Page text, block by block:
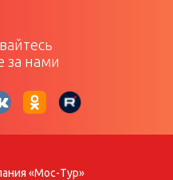
за нами
«Мос-Тур»